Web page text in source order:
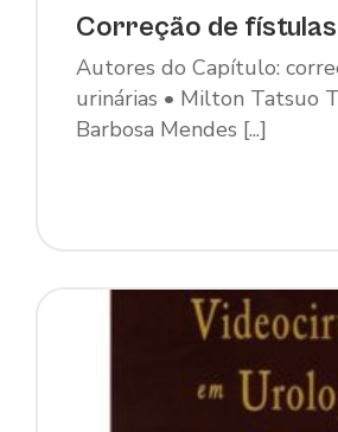
Correção de
Autores do Capítulo:
urinárias • Milton Tatsuo
Barbosa Mendes [...]